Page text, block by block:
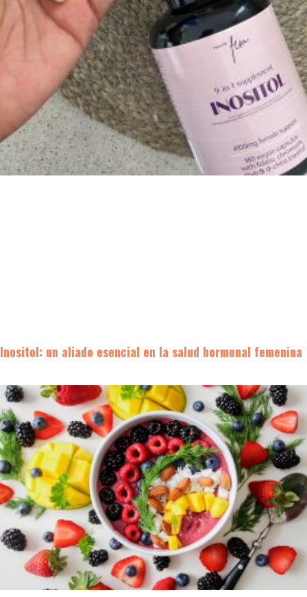
Inositol: un aliado esencial en la salud hormonal femenina